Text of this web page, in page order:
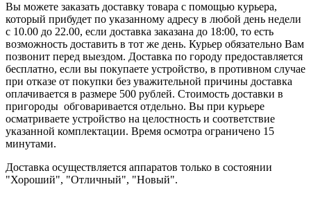
Вы можете заказать доставку товара с помощью курьера,
который прибудет по указанному адресу в любой день недели
с 10.00 до 22.00, если доставка заказана до 18:00, то есть
возможность доставить в тот же день. Курьер обязательно Вам
позвонит перед выездом. Доставка по городу предоставляется
бесплатно, если вы покупаете устройство, в противном случае
при отказе от покупки без уважительной причины доставка
оплачивается в размере 500 рублей. Стоимость доставки в
пригороды обговаривается отдельно. Вы при курьере
осматриваете устройство на целостность и соответствие
указанной комплектации. Время осмотра ограничено 15
минутами.
Доставка осуществляется аппаратов только в состоянии
"Хороший", "Отличный", "Новый".